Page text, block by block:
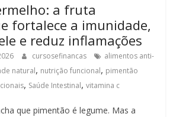
a fruta
fortalece a imunidade,
e reduz inflamações
cursosefinancas
alimentos anti-
natural, nutrição funcional, pimentão
, Saúde Intestinal,vitamina c
que pimentão é legume. Mas a